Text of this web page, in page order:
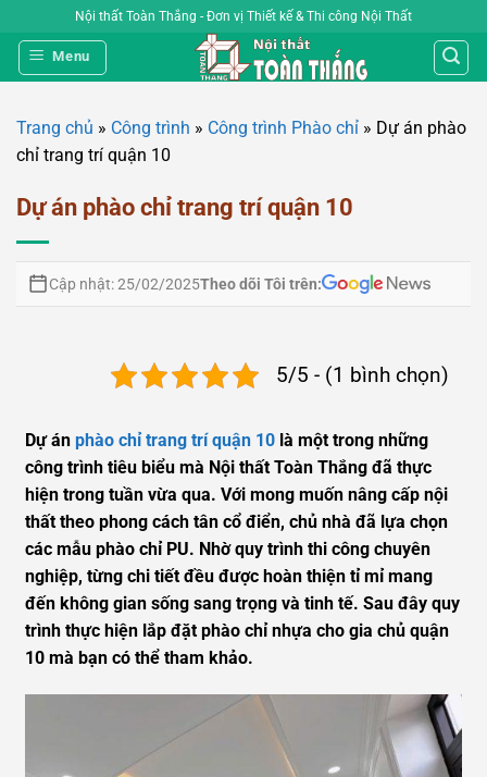
qua
nội
Nội thất Toàn Thắng - Đơn vị Thiết kế & Thi công Nội Thất
Menu
Trang chủ » Công trình » Công trình Phào chỉ » Dự án phào
chỉ trang trí quận 10
Dự án phào chỉ trang trí quận 10
Cập nhật: 25/02/2025Theo dõi Tôi trên:
5/5 - (1 bình chọn)
Dự án phào chỉ trang trí quận 10 là một trong những
công trình tiêu biểu mà Nội thất Toàn Thắng đã thực
hiện trong tuần vừa qua. Với mong muốn nâng cấp nội
thất theo phong cách tân cổ điển, chủ nhà đã lựa chọn
các mẫu phào chỉ PU. Nhờ quy trình thi công chuyên
nghiệp, từng chi tiết đều được hoàn thiện tỉ mỉ mang
đến không gian sống sang trọng và tinh tế. Sau đây quy
trình thực hiện lắp đặt phào chỉ nhựa cho gia chủ quận
10 mà bạn có thể tham khảo.